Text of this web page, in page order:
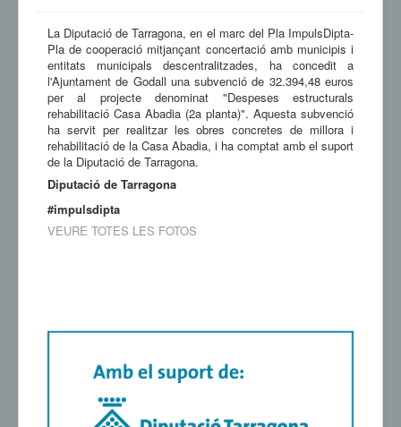
La Diputació de Tarragona, en el marc del Pla ImpulsDipta-
Pla de cooperació mitjançant concertació amb municipis i
entitats municipals descentralitzades, ha concedit a
l'Ajuntament de Godall una subvenció de 32.394,48 euros
per al projecte denominat "Despeses estructurals
rehabilitació Casa Abadia (2a planta)". Aquesta subvenció
ha servit per realitzar les obres concretes de millora i
rehabilitació de la Casa Abadia, i ha comptat amb el suport
de la Diputació de Tarragona.
Diputació de Tarragona
#impulsdipta
VEURE TOTES LES FOTOS